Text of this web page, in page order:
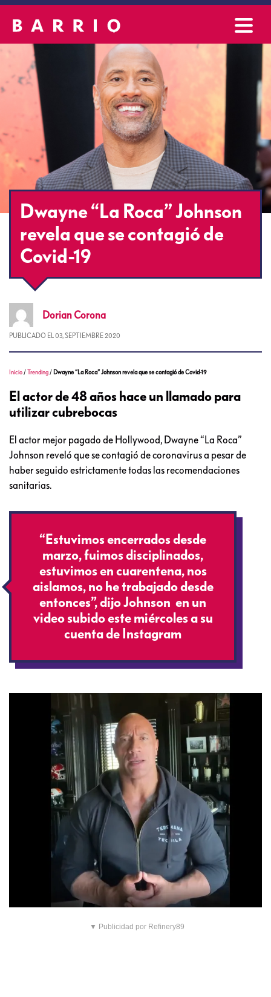
Dwayne “La Roca” Johnson
revela que se contagió de
Covid-19
Dorian Corona
PUBLICADO EL 03, SEPTIEMBRE 2020
Inicio /Trending / Dwayne “La Roca” Johnson revela que se contagió de Covid-19
El actor de 48 años hace un llamado para
utilizar cubrebocas
El actor mejor pagado de Hollywood, Dwayne “La Roca”
Johnson reveló que se contagió de coronavirus a pesar de
haber seguido estrictamente todas las recomendaciones
sanitarias.
“Estuvimos encerrados desde
marzo, fuimos disciplinados,
estuvimos en cuarentena, nos
aislamos, no he trabajado desde
entonces”, dijo Johnson en un
video subido este miércoles a su
cuenta de Instagram
▼ Publicidad por Refinery89